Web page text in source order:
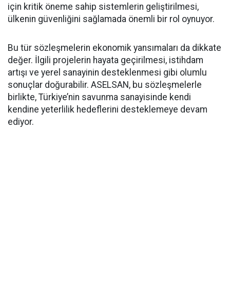
için kritik öneme sahip sistemlerin geliştirilmesi,
ülkenin güvenliğini sağlamada önemli bir rol oynuyor.
Bu tür sözleşmelerin ekonomik yansımaları da dikkate
değer. İlgili projelerin hayata geçirilmesi, istihdam
artışı ve yerel sanayinin desteklenmesi gibi olumlu
sonuçlar doğurabilir. ASELSAN, bu sözleşmelerle
birlikte, Türkiye’nin savunma sanayisinde kendi
kendine yeterlilik hedeflerini desteklemeye devam
ediyor.